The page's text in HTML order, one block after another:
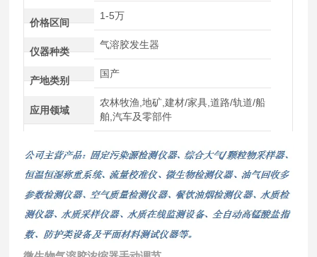
价格区间
1-5万
仪器种类
气溶胶发生器
产地类别
国产
应用领域
农林牧渔,地矿,建材/家具,道路/轨道/船
舶,汽车及零部件